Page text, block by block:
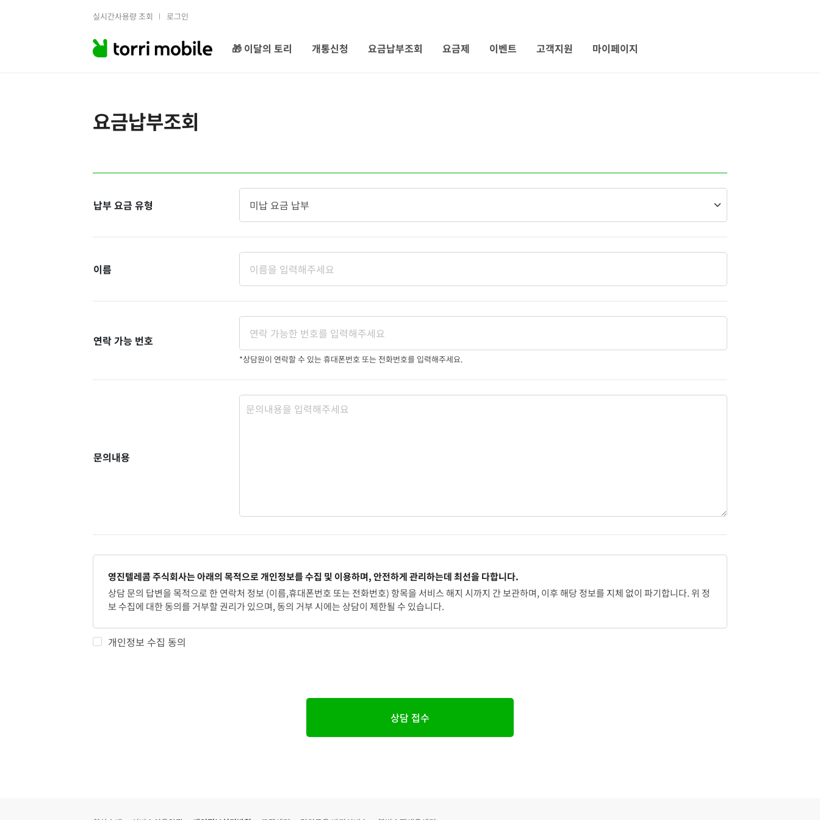
실시간사용량 조회 로그인
🎁 이달의 토리 개통신청 요금납부조회 요금제 이벤트 고객지원 마이페이지
요금납부조회
납부 요금 유형
이름
연락 가능 번호
*상담원이 연락할 수 있는 휴대폰번호 또는 전화번호를 입력해주세요.
문의내용
영진텔레콤 주식회사는 아래의 목적으로 개인정보를 수집 및 이용하며, 안전하게 관리하는데 최선을 다합니다.
상담 문의 답변을 목적으로 한 연락처 정보 (이름,휴대폰번호 또는 전화번호) 항목을 서비스 해지 시까지 간 보관하며, 이후 해당 정보를 지체 없이 파기합니다. 위 정
보 수집에 대한 동의를 거부할 권리가 있으며, 동의 거부 시에는 상담이 제한될 수 있습니다.
개인정보 수집 동의
상담 접수